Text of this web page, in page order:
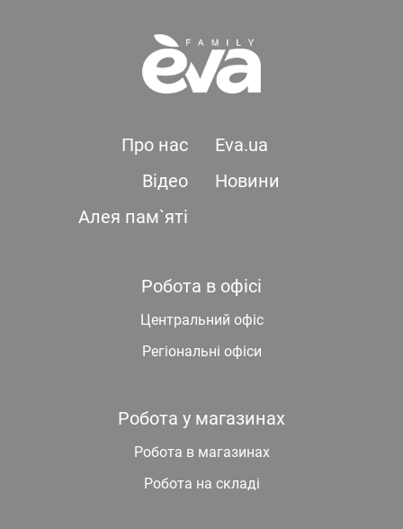
Про нас
Eva.ua
Відео
Новини
Алея пам`яті
Робота в офісі
Центральний офіс
Регіональні офіси
Робота у магазинах
Робота в магазинах
Робота на складі